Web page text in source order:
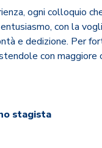
ogni colloquio
con la
e dedizione. Per
con maggiore
stagista